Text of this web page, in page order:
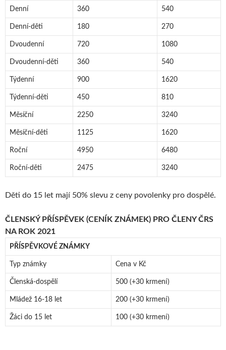
Denní 360 540
Denní-děti 180 270
Dvoudenní 720 1080
Dvoudenní-děti 360 540
Týdenní 900 1620
Týdenní-děti 450 810
Měsíční 2250 3240
Měsíční-děti 1125 1620
Roční 4950 6480
Roční-děti 2475 3240
Děti do 15 let mají 50% slevu z ceny povolenky pro dospělé.
ČLENSKÝ PŘÍSPĚVEK (CENÍK ZNÁMEK) PRO ČLENY ČRS
NA ROK 2021
PŘÍSPĚVKOVÉ ZNÁMKY
Typ známky Cena v Kč
Členská-dospělí 500 (+30 krmení)
Mládež 16-18 let 200 (+30 krmení)
Žáci do 15 let 100 (+30 krmení)